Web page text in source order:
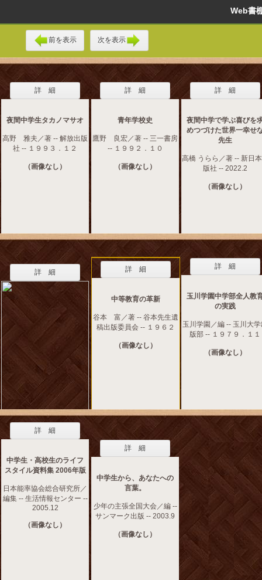
Web
前を表示 次を表示
詳 細
夜間中学生タカノマサオ
高野 雅夫／著 -- 解放出版
社 -- １９９３．１２
（画像なし）
詳 細
青年学校史
鷹野 良宏／著 -- 三一書房
-- １９９２．１０
（画像なし）
詳 細
夜間中学で学ぶ喜びを
めつづけた世界一幸せ
先生
高橋 うらら／著 -- 新日
版社 -- 2022.2
（画像なし）
詳 細 詳 細
中等教育の革新
谷本 富／著 -- 谷本先生遺
稿出版委員会 -- １９６２
（画像なし）
詳 細
玉川学園中学部全人教
の実践
玉川学園／編 -- 玉川大
版部 -- １９７９．１１
（画像なし）
詳 細
中学生・高校生のライフ
スタイル資料集 2006年版
日本能率協会総合研究所／
編集 -- 生活情報センター --
2005.12
（画像なし）
詳 細
中学生から、あなたへの
言葉。
少年の主張全国大会／編 --
サンマーク出版 -- 2003.9
（画像なし）